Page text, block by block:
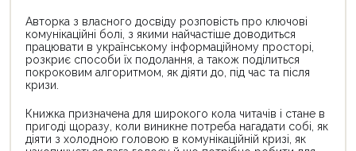
Авторка з власного досвіду розповість про ключові
комунікаційні болі, з якими найчастіше доводиться
працювати в українському інформаційному просторі,
розкриє способи їх подолання, а також поділиться
покроковим алгоритмом, як діяти до, під час та після
кризи.
Книжка призначена для широкого кола читачів і стане в
пригоді щоразу, коли виникне потреба нагадати собі, як
діяти з холодною головою в комунікаційній кризі, як